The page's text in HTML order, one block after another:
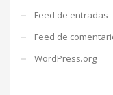
Feed de entradas
Feed de
WordPress.org